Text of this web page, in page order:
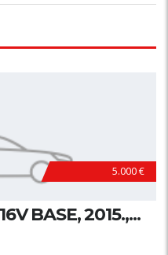
5.000 €
BASE, 2015.,...